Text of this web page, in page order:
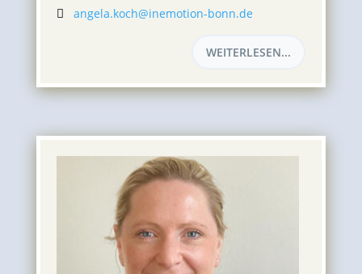
 angela.koch@inemotion-bonn.de
WEITERLESEN...